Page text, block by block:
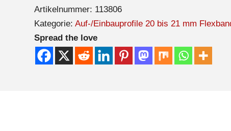
Artikelnummer: 113806
Kategorie: Auf-/Einbauprofile 20 bis 21 mm
Spread the love